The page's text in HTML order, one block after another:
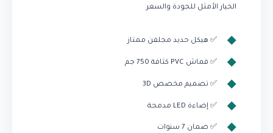
الخيار الأمثل للجودة والسعر
✅ هيكل حديد مجلفن ممتاز
✅ قماش PVC كثافة 750 جم
✅ تصميم مخصص 3D
✅ إضاءة LED مدمجة
✅ ضمان 7 سنوات